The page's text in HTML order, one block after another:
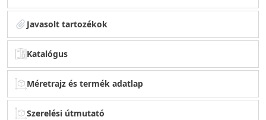
Javasolt tartozékok
Katalógus
Méretrajz és termék adatlap
Szerelési útmutató